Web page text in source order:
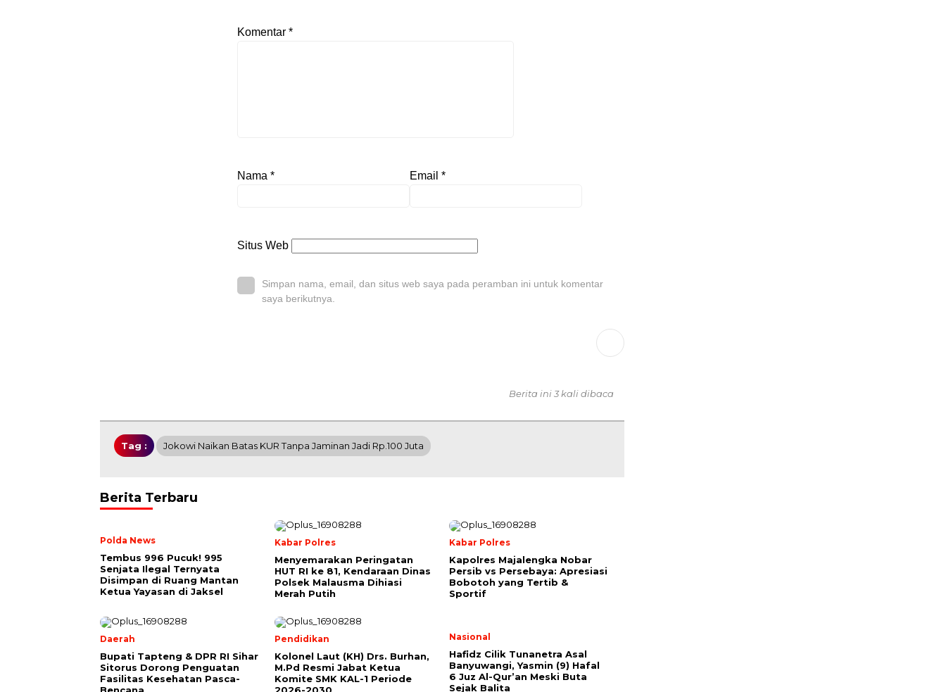
Komentar *
Nama * Email *
Situs Web
Simpan nama, email, dan situs web saya pada peramban ini untuk komentar
saya berikutnya.
Berita ini 3 kali dibaca
Tag : Jokowi Naikan Batas KUR Tanpa Jaminan Jadi Rp.100 Juta
Berita Terbaru
Polda News
Tembus 996 Pucuk! 995
Senjata Ilegal Ternyata
Disimpan di Ruang Mantan
Ketua Yayasan di Jaksel
Kabar Polres
Menyemarakan Peringatan
HUT RI ke 81, Kendaraan Dinas
Polsek Malausma Dihiasi
Merah Putih
Kabar Polres
Kapolres Majalengka Nobar
Persib vs Persebaya: Apresiasi
Bobotoh yang Tertib &
Sportif
Daerah
Bupati Tapteng & DPR RI Sihar
Sitorus Dorong Penguatan
Fasilitas Kesehatan Pasca-
Pendidikan
Kolonel Laut (KH) Drs. Burhan,
M.Pd Resmi Jabat Ketua
Komite SMK KAL-1 Periode
Nasional
Hafidz Cilik Tunanetra Asal
Banyuwangi, Yasmin (9) Hafal
6 Juz Al-Qur’an Meski Buta
Sejak Balita